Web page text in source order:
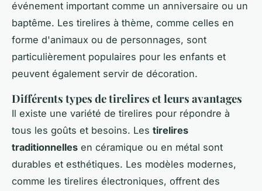
événement important comme un anniversaire ou un
baptême. Les tirelires à thème, comme celles en
forme d'animaux ou de personnages, sont
particulièrement populaires pour les enfants et
peuvent également servir de décoration.
Différents types de tirelires et leurs avantages
Il existe une variété de tirelires pour répondre à
tous les goûts et besoins. Les tirelires
traditionnelles en céramique ou en métal sont
durables et esthétiques. Les modèles modernes,
comme les tirelires électroniques, offrent des